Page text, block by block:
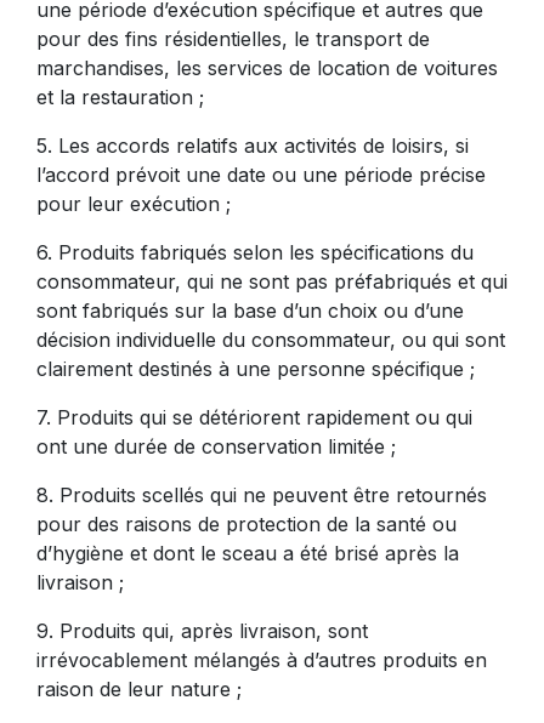
une période d’exécution spécifique et autres que
pour des fins résidentielles, le transport de
marchandises, les services de location de voitures
et la restauration ;
5. Les accords relatifs aux activités de loisirs, si
l’accord prévoit une date ou une période précise
pour leur exécution ;
6. Produits fabriqués selon les spécifications du
consommateur, qui ne sont pas préfabriqués et qui
sont fabriqués sur la base d’un choix ou d’une
décision individuelle du consommateur, ou qui sont
clairement destinés à une personne spécifique ;
7. Produits qui se détériorent rapidement ou qui
ont une durée de conservation limitée ;
8. Produits scellés qui ne peuvent être retournés
pour des raisons de protection de la santé ou
d’hygiène et dont le sceau a été brisé après la
livraison ;
9. Produits qui, après livraison, sont
irrévocablement mélangés à d’autres produits en
raison de leur nature ;